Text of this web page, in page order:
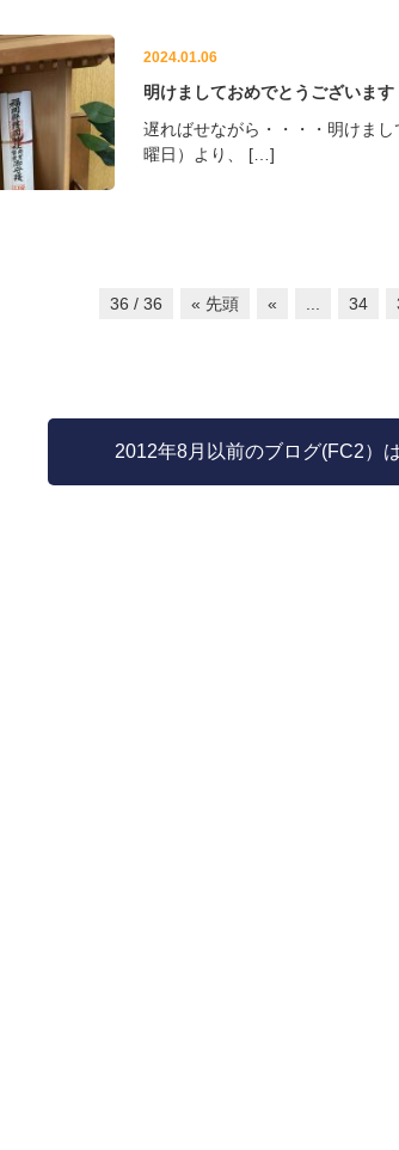
2024.01.06
明けましておめでとうございます
遅ればせながら・・・・明けま
曜日）より、 […]
36 / 36 « 先頭 « 34
2012年8月以前のブログ(FC2）